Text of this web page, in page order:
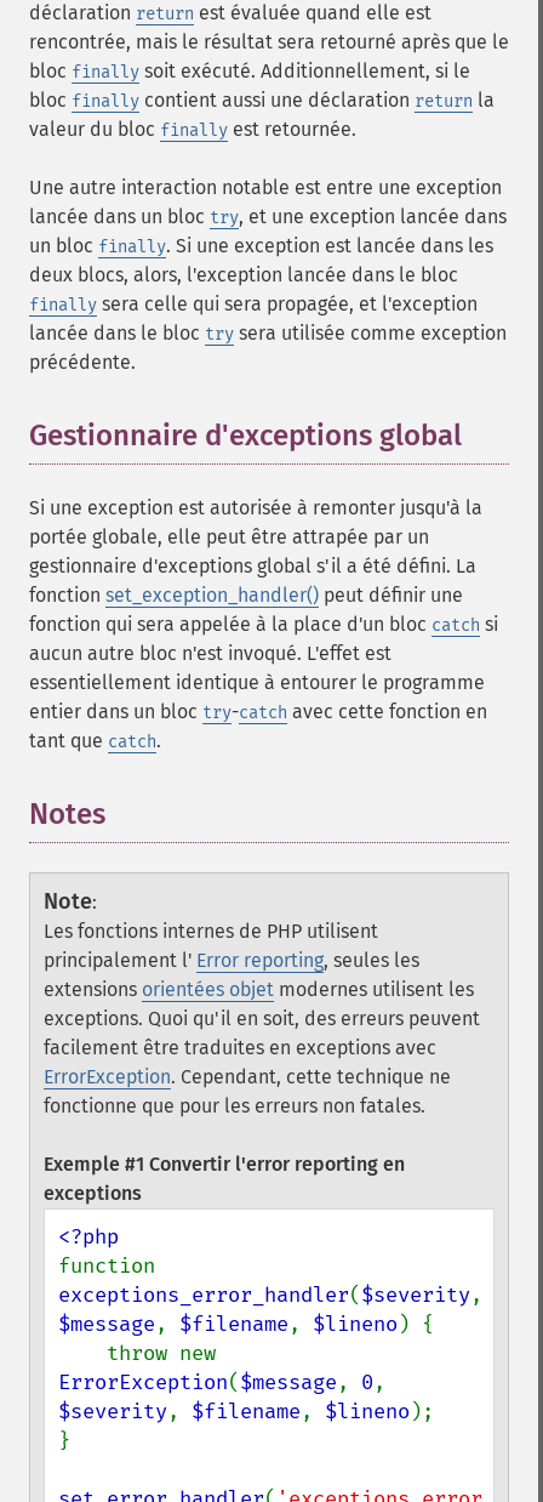
déclaration return est évaluée quand elle est
rencontrée, mais le résultat sera retourné après que le
bloc finally soit exécuté. Additionnellement, si le
bloc finally contient aussi une déclaration return la
valeur du bloc finally est retournée.
Une autre interaction notable est entre une exception
lancée dans un bloc try, et une exception lancée dans
un bloc finally. Si une exception est lancée dans les
deux blocs, alors, l'exception lancée dans le bloc
finally sera celle qui sera propagée, et l'exception
lancée dans le bloc try sera utilisée comme exception
précédente.
Gestionnaire d'exceptions global
Si une exception est autorisée à remonter jusqu'à la
portée globale, elle peut être attrapée par un
gestionnaire d'exceptions global s'il a été défini. La
fonction set_exception_handler() peut définir une
fonction qui sera appelée à la place d'un bloc catch si
aucun autre bloc n'est invoqué. L'effet est
essentiellement identique à entourer le programme
entier dans un bloc try-catch avec cette fonction en
tant que catch.
Notes
Note:
Les fonctions internes de PHP utilisent
principalement l' Error reporting, seules les
extensions orientées objet modernes utilisent les
exceptions. Quoi qu'il en soit, des erreurs peuvent
facilement être traduites en exceptions avec
ErrorException. Cependant, cette technique ne
fonctionne que pour les erreurs non fatales.
Exemple #1 Convertir l'error reporting en
exceptions
exceptions_error_handler($severity
$message, $filename, $lineno ) {
ErrorException($message, 0
$severity, $filename, $lineno );
}